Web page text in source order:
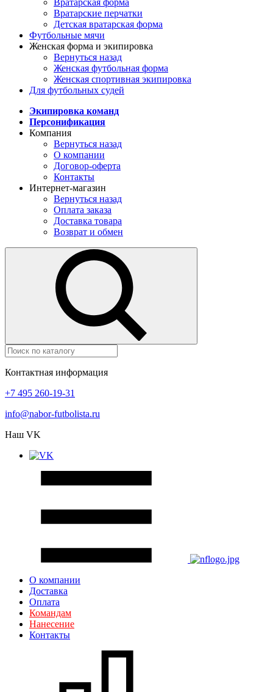
Вратарская форма
Вратарские перчатки
Детская вратарская форма
Футбольные мячи
Женская форма и экипировка
Вернуться назад
Женская футбольная форма
Женская спортивная экипировка
Для футбольных судей
Экипировка команд
Персонификация
Компания
Вернуться назад
О компании
Договор-оферта
Контакты
Интернет-магазин
Вернуться назад
Оплата заказа
Доставка товара
Возврат и обмен
Контактная информация
+7 495 260-19-31
info@nabor-futbolista.ru
Наш VK
О компании
Доставка
Оплата
Командам
Нанесение
Контакты